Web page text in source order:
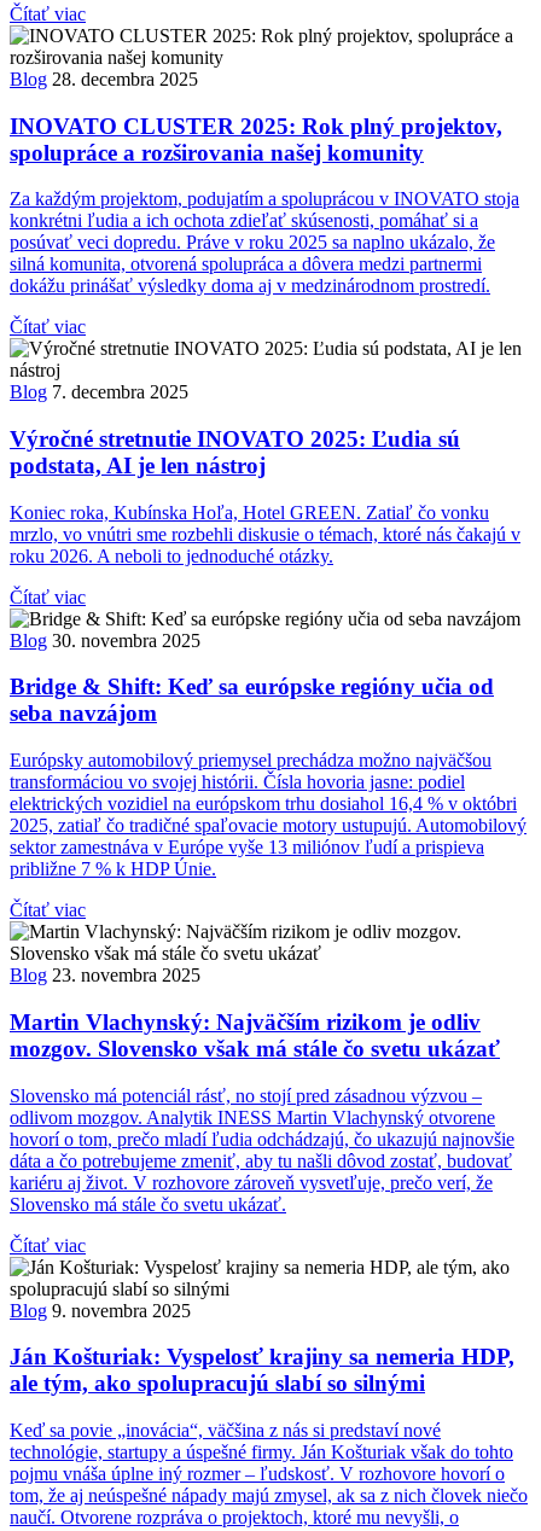
Čítať viac
Blog 28. decembra 2025
INOVATO CLUSTER 2025: Rok plný projektov,
spolupráce a rozširovania našej komunity
Za každým projektom, podujatím a spoluprácou v INOVATO stoja
konkrétni ľudia a ich ochota zdieľať skúsenosti, pomáhať si a
posúvať veci dopredu. Práve v roku 2025 sa naplno ukázalo, že
silná komunita, otvorená spolupráca a dôvera medzi partnermi
dokážu prinášať výsledky doma aj v medzinárodnom prostredí.
Čítať viac
Blog 7. decembra 2025
Výročné stretnutie INOVATO 2025: Ľudia sú
podstata, AI je len nástroj
Koniec roka, Kubínska Hoľa, Hotel GREEN. Zatiaľ čo vonku
mrzlo, vo vnútri sme rozbehli diskusie o témach, ktoré nás čakajú v
roku 2026. A neboli to jednoduché otázky.
Čítať viac
Blog 30. novembra 2025
Bridge & Shift: Keď sa európske regióny učia od
seba navzájom
Európsky automobilový priemysel prechádza možno najväčšou
transformáciou vo svojej histórii. Čísla hovoria jasne: podiel
elektrických vozidiel na európskom trhu dosiahol 16,4 % v októbri
2025, zatiaľ čo tradičné spaľovacie motory ustupujú. Automobilový
sektor zamestnáva v Európe vyše 13 miliónov ľudí a prispieva
približne 7 % k HDP Únie.
Čítať viac
Blog 23. novembra 2025
Martin Vlachynský: Najväčším rizikom je odliv
mozgov. Slovensko však má stále čo svetu ukázať
Slovensko má potenciál rásť, no stojí pred zásadnou výzvou –
odlivom mozgov. Analytik INESS Martin Vlachynský otvorene
hovorí o tom, prečo mladí ľudia odchádzajú, čo ukazujú najnovšie
dáta a čo potrebujeme zmeniť, aby tu našli dôvod zostať, budovať
kariéru aj život. V rozhovore zároveň vysvetľuje, prečo verí, že
Slovensko má stále čo svetu ukázať.
Čítať viac
Blog 9. novembra 2025
Ján Košturiak: Vyspelosť krajiny sa nemeria HDP,
ale tým, ako spolupracujú slabí so silnými
Keď sa povie „inovácia“, väčšina z nás si predstaví nové
technológie, startupy a úspešné firmy. Ján Košturiak však do tohto
pojmu vnáša úplne iný rozmer – ľudskosť. V rozhovore hovorí o
tom, že aj neúspešné nápady majú zmysel, ak sa z nich človek niečo
naučí. Otvorene rozpráva o projektoch, ktoré mu nevyšli, o